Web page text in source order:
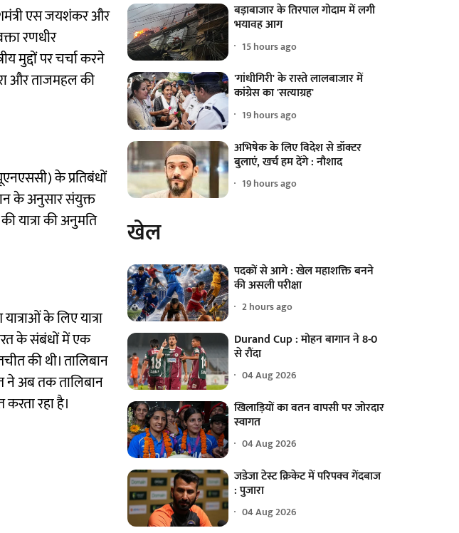
एस जयशंकर और
रणधीर
मुद्दों पर चर्चा करने
और ताजमहल की
के प्रतिबंधों
के अनुसार संयुक्त
यात्रा की अनुमति
के लिए यात्रा
के संबंधों में एक
की थी। तालिबान
ने अब तक तालिबान
रहा है।
बड़ाबाजार के तिरपाल गोदाम में लगी
भयावह आग
15 hours ago
'गांधीगिरी' के रास्ते लालबाजार में
कांग्रेस का 'सत्याग्रह'
19 hours ago
अभिषेक के लिए विदेश से डॉक्टर
बुलाएं, खर्च हम देंगे : नौशाद
19 hours ago
खेल
पदकों से आगे : खेल महाशक्ति बनने
की असली परीक्षा
2 hours ago
Durand Cup : मोहन बागान ने 8-0
से रौंदा
04 Aug 2026
खिलाड़ियों का वतन वापसी पर जोरदार
स्वागत
04 Aug 2026
जडेजा टेस्ट क्रिकेट में परिपक्व गेंदबाज
: पुजारा
04 Aug 2026